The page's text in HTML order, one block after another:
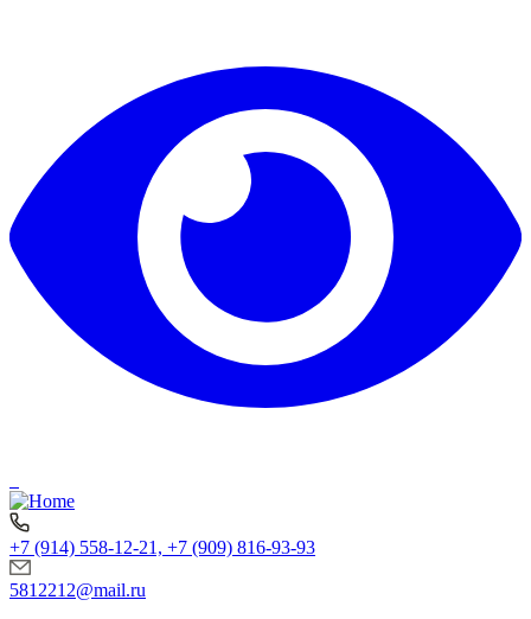
+7 (914) 558-12-21, +7 (909) 816-93-93
5812212@mail.ru